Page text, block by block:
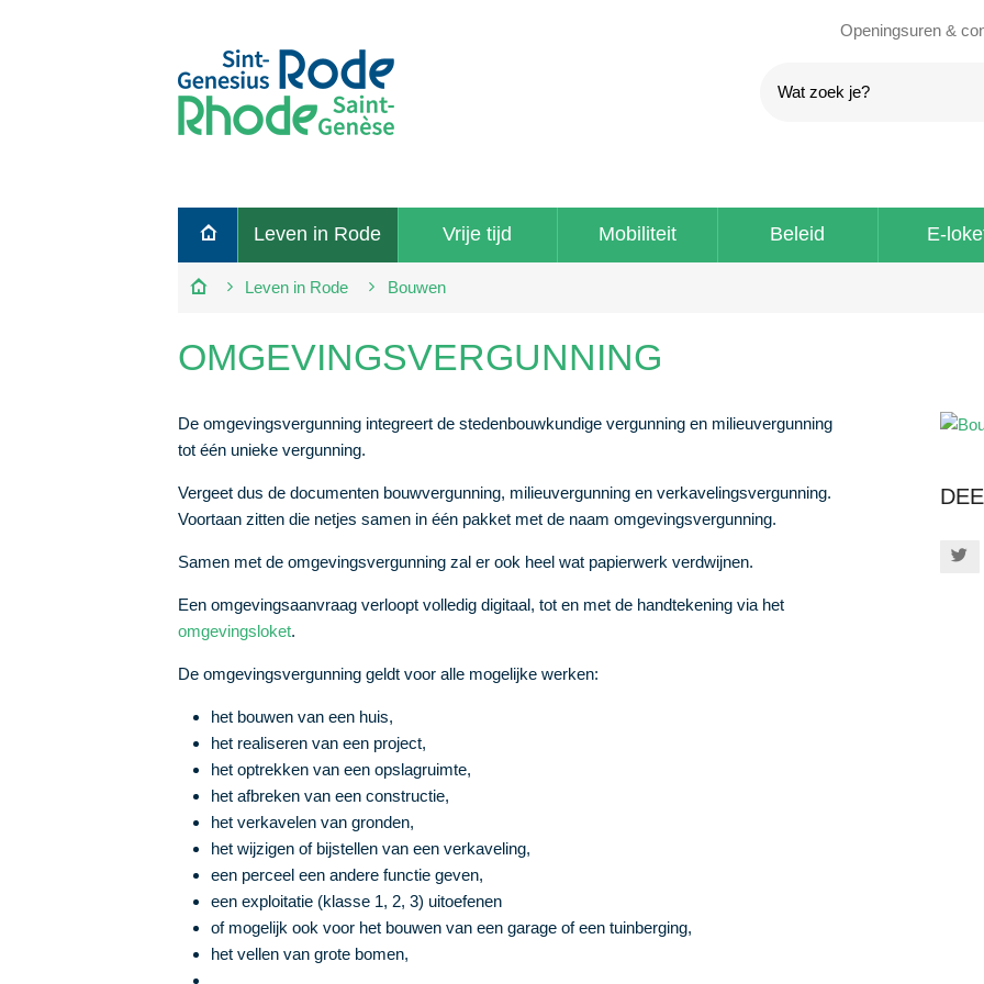
Openingsuren &
Terug
naar
startpagina
Leven in Rode Vrije tijd Mobiliteit Beleid E-
Leven in Rode Bouwen
OMGEVINGSVERGUNNING
De omgevingsvergunning integreert de stedenbouwkundige vergunning en milieuvergunning
tot één unieke vergunning.
Vergeet dus de documenten bouwvergunning, milieuvergunning en verkavelingsvergunning.
Voortaan zitten die netjes samen in één pakket met de naam omgevingsvergunning.
Samen met de omgevingsvergunning zal er ook heel wat papierwerk verdwijnen.
Een omgevingsaanvraag verloopt volledig digitaal, tot en met de handtekening via het
omgevingsloket.
De omgevingsvergunning geldt voor alle mogelijke werken:
het bouwen van een huis,
het realiseren van een project,
het optrekken van een opslagruimte,
het afbreken van een constructie,
het verkavelen van gronden,
het wijzigen of bijstellen van een verkaveling,
een perceel een andere functie geven,
een exploitatie (klasse 1, 2, 3) uitoefenen
of mogelijk ook voor het bouwen van een garage of een tuinberging,
het vellen van grote bomen,